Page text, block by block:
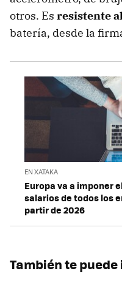
otros. Es resistente
batería, desde la
EN XATAKA
Europa va a imponer
salarios de todos los
partir de 2026
También te